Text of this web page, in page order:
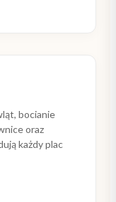
bocianie
oraz
każdy plac